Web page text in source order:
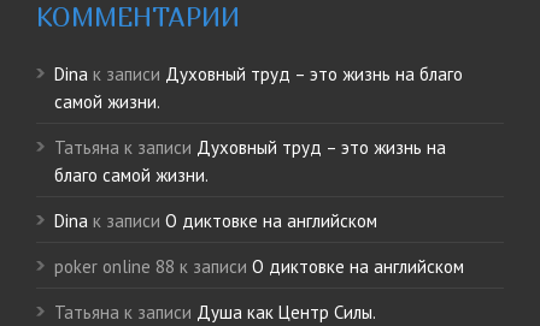
КОММЕНТАРИИ
Dina к записи Духовный труд – это жизнь на благо
самой жизни.
Татьяна к записи Духовный труд – это жизнь на
благо самой жизни.
Dina к записи О диктовке на английском
poker online 88 к записи О диктовке на английском
Татьяна к записи Душа как Центр Силы.